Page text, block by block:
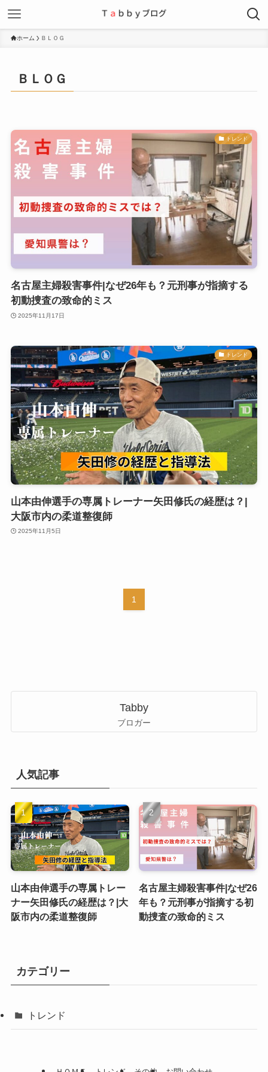
ホーム ＢＬＯＧ
ＢＬＯＧ
トレンド
名古屋主婦殺害事件|なぜ26年も？元刑事が指摘する
初動捜査の致命的ミス
2025年11月17日
トレンド
山本由伸選手の専属トレーナー矢田修氏の経歴は？|
大阪市内の柔道整復師
2025年11月5日
1
Tabby
ブロガー
人気記事
山本由伸選手の専属トレー
ナー矢田修氏の経歴は？|大
阪市内の柔道整復師
名古屋主婦殺害事件|なぜ26
年も？元刑事が指摘する初
動捜査の致命的ミス
カテゴリー
トレンド